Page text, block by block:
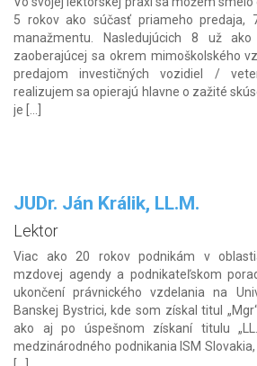
5 rokov ako súčasť priameho predaja,
manažmentu. Nasledujúcich 8 už
zaoberajúcej sa okrem mimoškolského
predajom investičných vozidiel /
realizujem sa opierajú hlavne o zažité
je […]
JUDr. Ján Králik, LL.M.
Lektor
Viac ako 20 rokov podnikám v
mzdovej agendy a podnikateľskom
ukončení právnického vzdelania na
Banskej Bystrici, kde som získal titul
ako aj po úspešnom získaní titulu
medzinárodného podnikania ISM